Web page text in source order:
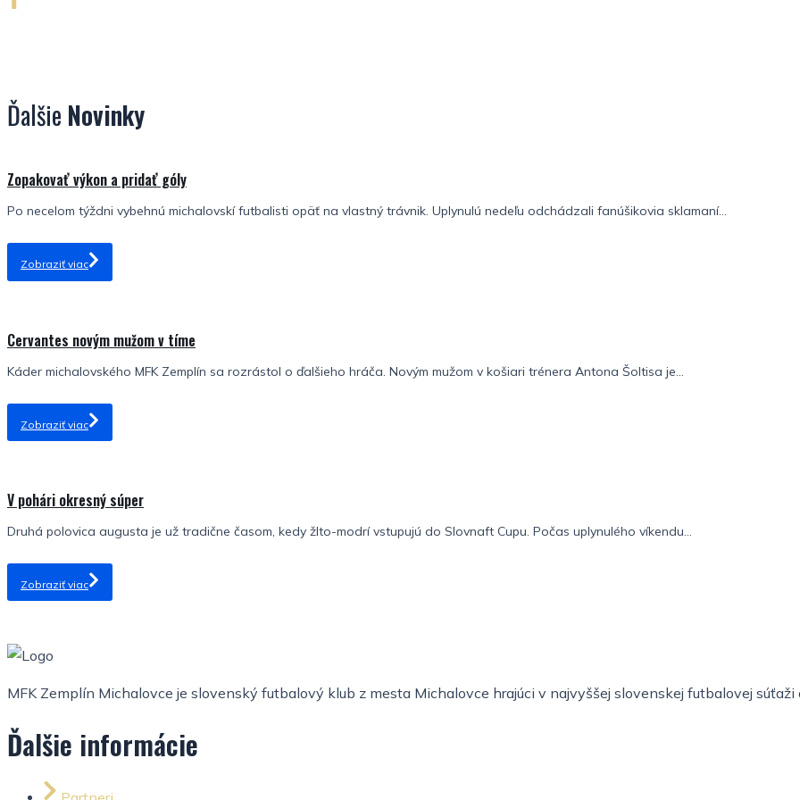
Ďalšie Novinky
Zopakovať výkon a pridať góly
Po necelom týždni vybehnú michalovskí futbalisti opäť na vlastný trávnik. Uplynulú nedeľu odchádzali fanúšikovia sklamaní...
Zobraziť viac
Cervantes novým mužom v tíme
Káder michalovského MFK Zemplín sa rozrástol o ďalšieho hráča. Novým mužom v košiari trénera Antona Šoltisa je...
Zobraziť viac
V pohári okresný súper
Druhá polovica augusta je už tradične časom, kedy žlto-modrí vstupujú do Slovnaft Cupu. Počas uplynulého víkendu...
Zobraziť viac
MFK Zemplín Michalovce je slovenský futbalový klub z mesta Michalovce hrajúci v najvyššej slovenskej futbalovej
Ďalšie informácie